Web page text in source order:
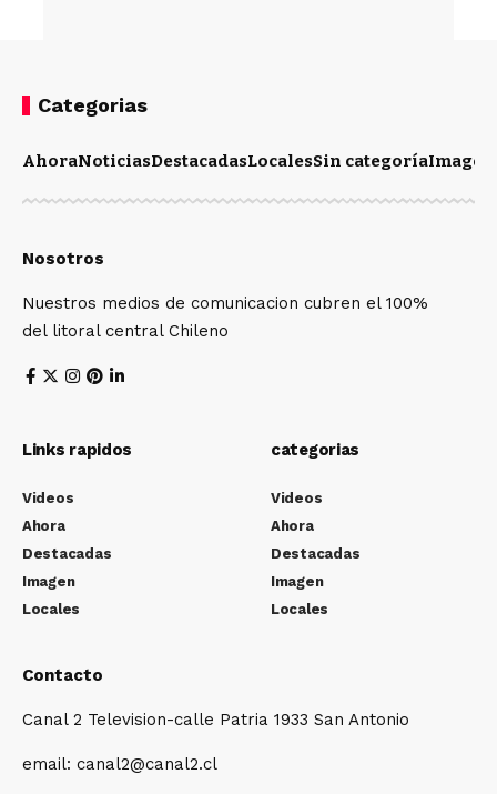
Categorias
AhoraNoticiasDestacadasLocalesSin categoríaImagen
Nosotros
Nuestros medios de comunicacion cubren el 100%
del litoral central Chileno
Links rapidos
Videos
Ahora
Destacadas
Imagen
Locales
categorias
Videos
Ahora
Destacadas
Imagen
Locales
Contacto
Canal 2 Television-calle Patria 1933 San Antonio
email: canal2@canal2.cl